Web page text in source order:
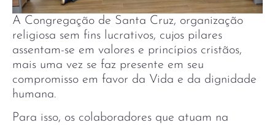
A Congregação de Santa Cruz, organização
religiosa sem fins lucrativos, cujos pilares
assentam-se em valores e princípios cristãos,
mais uma vez se faz presente em seu
compromisso em favor da Vida e da dignidade
humana.
Para isso, os colaboradores que atuam na